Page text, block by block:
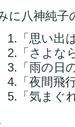
に八神純子
思い出は
さよなら
雨の日の
夜間飛
気まぐれ